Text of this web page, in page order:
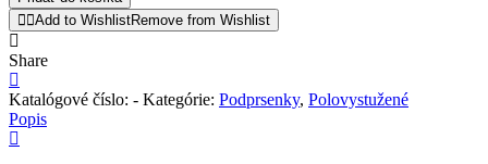
Add to WishlistRemove from Wishlist
Share
Katalógové číslo: - Kategórie: Podprsenky, Polovystužené
Popis